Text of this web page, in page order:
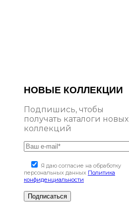
НОВЫЕ КОЛЛЕКЦИИ
Подпишись, чтобы
получать каталоги новых
коллекций
Я даю согласие на обработку
персональных данных Политика
конфиденциальности